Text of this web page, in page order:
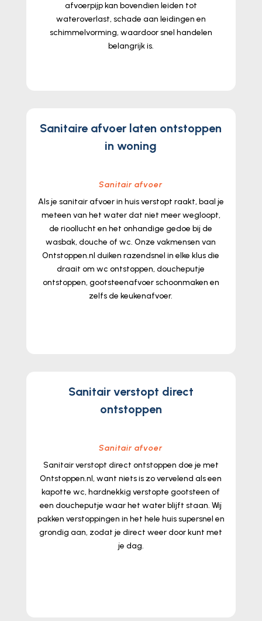
afvoerpijp kan bovendien leiden tot
wateroverlast, schade aan leidingen en
schimmelvorming, waardoor snel handelen
belangrijk is.​
Sanitaire afvoer laten ontstoppen
in woning
Sanitair afvoer
Als je sanitair afvoer in huis verstopt raakt, baal je
meteen van het water dat niet meer wegloopt,
de rioollucht en het onhandige gedoe bij de
wasbak, douche of wc.​ Onze vakmensen van
Ontstoppen.​nl duiken razendsnel in elke klus die
draait om wc ontstoppen, doucheputje
ontstoppen, gootsteenafvoer schoonmaken en
zelfs de keukenafvoer.​
Sanitair verstopt direct
ontstoppen
Sanitair afvoer
Sanitair verstopt direct ontstoppen doe je met
Ontstoppen.​nl, want niets is zo vervelend als een
kapotte wc, hardnekkig verstopte gootsteen of
een doucheputje waar het water blijft staan.​ Wij
pakken verstoppingen in het hele huis supersnel en
grondig aan, zodat je direct weer door kunt met
je dag.​